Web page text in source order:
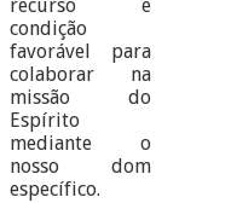
recurso e
condição
favorável para
colaborar na
missão do
Espírito
mediante o
nosso dom
específico.